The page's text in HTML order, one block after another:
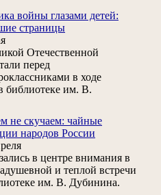
войны глазами детей:
страницы
Отечественной
перед
в ходе
библиотеке им. В.
не скучаем: чайные
народов России
в центре внимания в
и теплой встречи
им. В. Дубинина.